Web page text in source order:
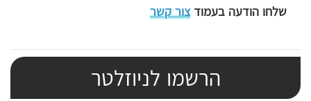
שלחו הודעה בעמודצור קשר
הרשמו לניוזלטר